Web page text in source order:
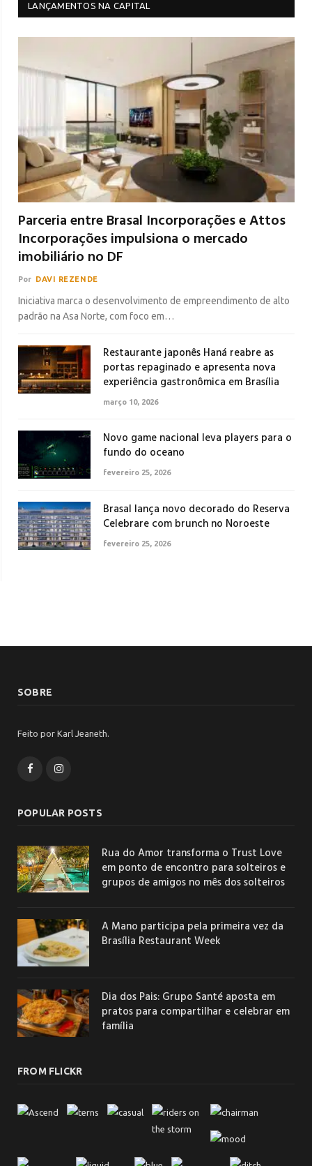
LANÇAMENTOS NA CAPITAL
Parceria entre Brasal Incorporações e Attos
Incorporações impulsiona o mercado
imobiliário no DF
Por DAVI REZENDE
Iniciativa marca o desenvolvimento de empreendimento de alto
padrão na Asa Norte, com foco em…
Restaurante japonês Haná reabre as
portas repaginado e apresenta nova
experiência gastronômica em Brasília
março 10, 2026
Novo game nacional leva players para o
fundo do oceano
fevereiro 25, 2026
Brasal lança novo decorado do Reserva
Celebrare com brunch no Noroeste
fevereiro 25, 2026
SOBRE
Feito por Karl Jeaneth.
FacebookInstagram
POPULAR POSTS
Rua do Amor transforma o Trust Love
em ponto de encontro para solteiros e
grupos de amigos no mês dos solteiros
A Mano participa pela primeira vez da
Brasília Restaurant Week
Dia dos Pais: Grupo Santé aposta em
pratos para compartilhar e celebrar em
família
FROM FLICKR